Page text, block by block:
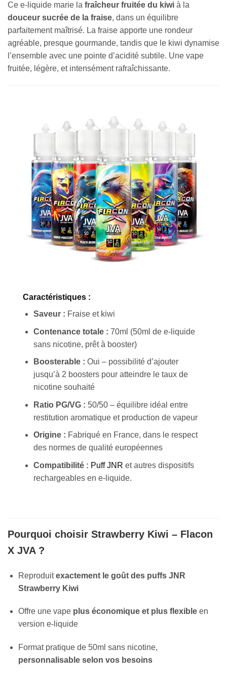
Ce e-liquide marie la fraîcheur fruitée du kiwi à la
douceur sucrée de la fraise, dans un équilibre
parfaitement maîtrisé. La fraise apporte une rondeur
agréable, presque gourmande, tandis que le kiwi dynamise
l’ensemble avec une pointe d’acidité subtile. Une vape
fruitée, légère, et intensément rafraîchissante.
Caractéristiques :
Saveur : Fraise et kiwi
Contenance totale : 70ml (50ml de e-liquide
sans nicotine, prêt à booster)
Boosterable : Oui – possibilité d’ajouter
jusqu’à 2 boosters pour atteindre le taux de
nicotine souhaité
Ratio PG/VG : 50/50 – équilibre idéal entre
restitution aromatique et production de vapeur
Origine : Fabriqué en France, dans le respect
des normes de qualité européennes
Compatibilité : Puff JNR et autres dispositifs
rechargeables en e-liquide.
Pourquoi choisir Strawberry Kiwi – Flacon
X JVA ?
Reproduitexactement le goût des puffs JNR
Strawberry Kiwi
Offre une vape plus économique et plus flexibleen
version e-liquide
Format pratique de 50ml sans nicotine,
personnalisable selon vos besoins